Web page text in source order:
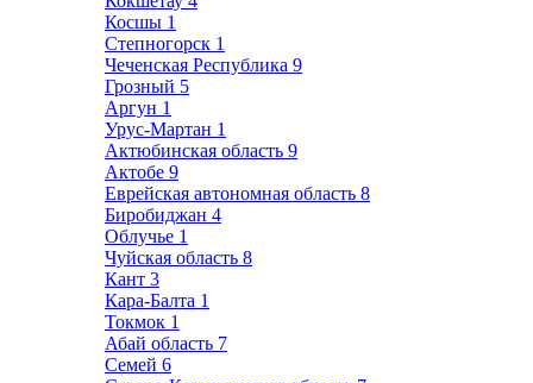
Косшы 1
Степногорск 1
Чеченская Республика 9
Грозный 5
Аргун 1
Урус-Мартан 1
Актюбинская область 9
Актобе 9
Еврейская автономная область 8
Биробиджан 4
Облучье 1
Чуйская область 8
Кант 3
Кара-Балта 1
Токмок 1
Абай область 7
Семей 6